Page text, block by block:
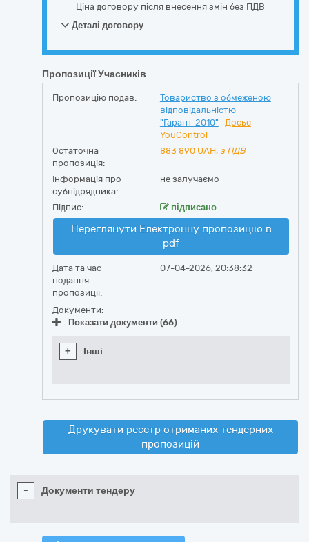
Ціна договору після внесення змін без ПДВ
Деталі договору
Пропозиції Учасників
Пропозицію подав:
Товариство з обмеженою
відповідальністю
"Гарант-2010"
Досьє
YouControl
Остаточна
пропозиція:
883 890 UAH, з ПДВ
Інформація про
субпідрядника:
не залучаємо
Підпис: підписано
Переглянути Електронну пропозицію в
pdf
Дата та час
подання
пропозиції:
07-04-2026, 20:38:32
Документи:
Показати документи (66)
+ Інші
Друкувати реєстр отриманих тендерних
пропозицій
- Документи тендеру